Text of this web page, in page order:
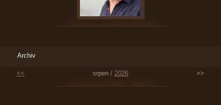
Archiv
<< srpen / 2026 >>